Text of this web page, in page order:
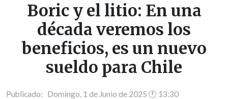
Boric y el litio: En una
década veremos los
beneficios, es un nuevo
sueldo para Chile
Publicado: Domingo, 1 de Junio de 2025 🕐 13:30